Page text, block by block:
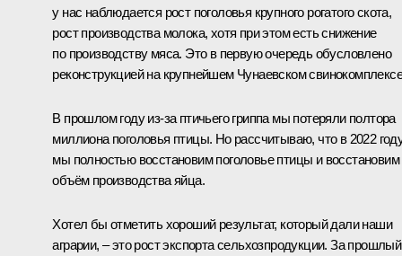
у нас наблюдается рост поголовья крупного рогатого скота,
рост производства молока, хотя при этом есть снижение
по производству мяса. Это в первую очередь обусловлено
реконструкцией на крупнейшем Чунаевском
В прошлом году из-за птичьего гриппа мы потеряли полтора
миллиона поголовья птицы. Но рассчитываю, что в 2022
мы полностью восстановим поголовье птицы и восстановим
объём производства яйца.
Хотел бы отметить хороший результат, который дали наши
аграрии, – это рост экспорта сельхозпродукции. За прошлый